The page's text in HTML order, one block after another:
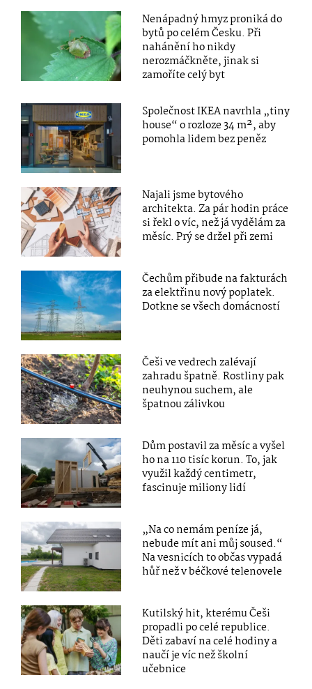
Nenápadný hmyz proniká do
bytů po celém Česku. Při
nahánění ho nikdy
nerozmáčkněte, jinak si
zamoříte celý byt
Společnost IKEA navrhla „tiny
house“ o rozloze 34 m², aby
pomohla lidem bez peněz
Najali jsme bytového
architekta. Za pár hodin práce
si řekl o víc, než já vydělám za
měsíc. Prý se držel při zemi
Čechům přibude na fakturách
za elektřinu nový poplatek.
Dotkne se všech domácností
Češi ve vedrech zalévají
zahradu špatně. Rostliny pak
neuhynou suchem, ale
špatnou zálivkou
Dům postavil za měsíc a vyšel
ho na 110 tisíc korun. To, jak
využil každý centimetr,
fascinuje miliony lidí
„Na co nemám peníze já,
nebude mít ani můj soused.“
Na vesnicích to občas vypadá
hůř než v béčkové telenovele
Kutilský hit, kterému Češi
propadli po celé republice.
Děti zabaví na celé hodiny a
naučí je víc než školní
učebnice